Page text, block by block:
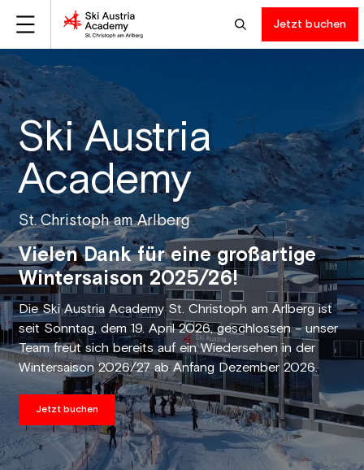
Jetzt buchen
Ski Austria
Academy
St. Christoph am Arlberg
Vielen Dank für eine großartige
Wintersaison 2025/26!
Die Ski Austria Academy St. Christoph am Arlberg ist
seit Sonntag, dem 19. April 2026, geschlossen – unser
Team freut sich bereits auf ein Wiedersehen in der
Wintersaison 2026/27 ab Anfang Dezember 2026.
Jetzt buchen